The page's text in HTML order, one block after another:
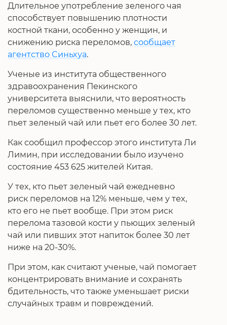
Длительное употребление зеленого чая
способствует повышению плотности
костной ткани, особенно у женщин, и
снижению риска переломов, сообщает
агентство Синьхуа.
Ученые из института общественного
здравоохранения Пекинского
университета выяснили, что вероятность
переломов существенно меньше у тех, кто
пьет зеленый чай или пьет его более 30 лет.
Как сообщил профессор этого института Ли
Лимин, при исследовании было изучено
состояние 453 625 жителей Китая.
У тех, кто пьет зеленый чай ежедневно
риск переломов на 12% меньше, чем у тех,
кто его не пьет вообще. При этом риск
перелома тазовой кости у пьющих зеленый
чай или пивших этот напиток более 30 лет
ниже на 20-30%.
При этом, как считают ученые, чай помогает
концентрировать внимание и сохранять
бдительность, что также уменьшает риски
случайных травм и повреждений.